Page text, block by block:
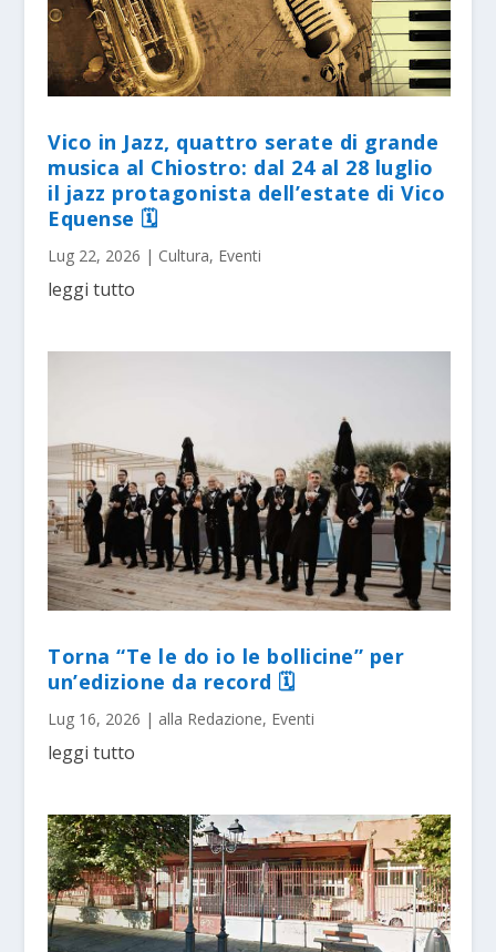
Vico in Jazz, quattro serate di grande
musica al Chiostro: dal 24 al 28 luglio
il jazz protagonista dell’estate di Vico
Equense 🗓
Lug 22, 2026 | Cultura, Eventi
leggi tutto
Torna “Te le do io le bollicine” per
un’edizione da record 🗓
Lug 16, 2026 | alla Redazione, Eventi
leggi tutto